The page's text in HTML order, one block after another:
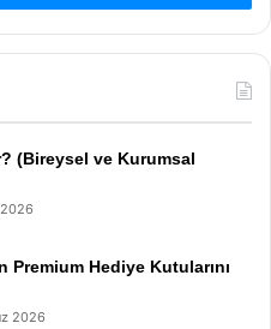
(Bireysel ve Kurumsal
Premium Hediye Kutularını
2026